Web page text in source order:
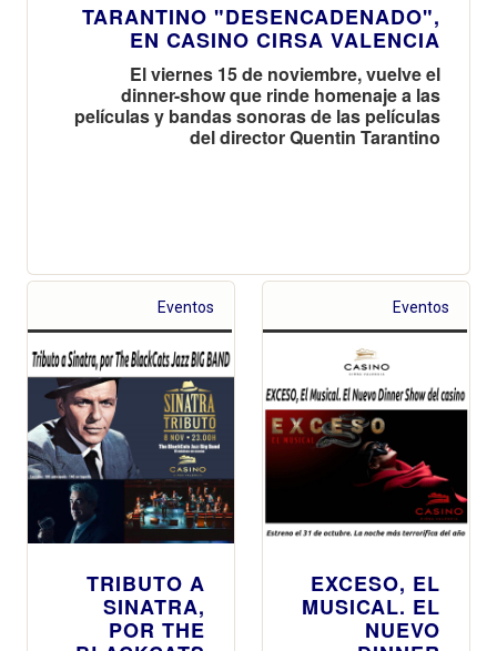
TARANTINO "DESENCADENADO",
EN CASINO CIRSA VALENCIA
El viernes 15 de noviembre, vuelve el
dinner-show que rinde homenaje a las
películas y bandas sonoras de las películas
del director Quentin Tarantino
Eventos
TRIBUTO A
SINATRA,
POR THE
Eventos
EXCESO, EL
MUSICAL. EL
NUEVO